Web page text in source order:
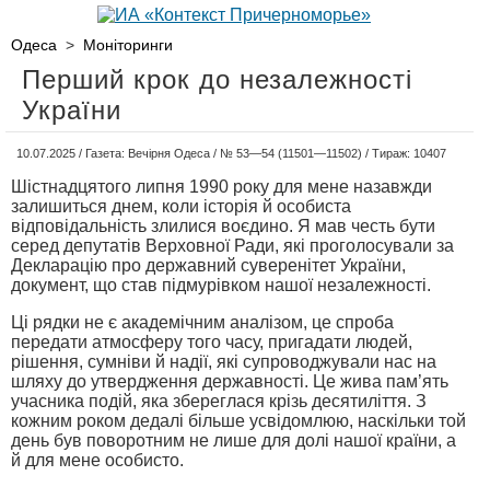
Одеса > Моніторинги
Перший крок до незалежності
України
10.07.2025 / Газета: Вечірня Одеса / № 53—54 (11501—11502) / Тираж: 10407
Шістнадцятого липня 1990 року для мене назавжди
залишиться днем, коли історія й особиста
відповідальність злилися воєдино. Я мав честь бути
серед депутатів Верховної Ради, які проголосували за
Декларацію про державний суверенітет України,
документ, що став підмурівком нашої незалежності.
Ці рядки не є академічним аналізом, це спроба
передати атмосферу того часу, пригадати людей,
рішення, сумніви й надії, які супроводжували нас на
шляху до утвердження державності. Це жива пам’ять
учасника подій, яка збереглася крізь десятиліття. З
кожним роком дедалі більше усвідомлюю, наскільки той
день був поворотним не лише для долі нашої країни, а
й для мене особисто.